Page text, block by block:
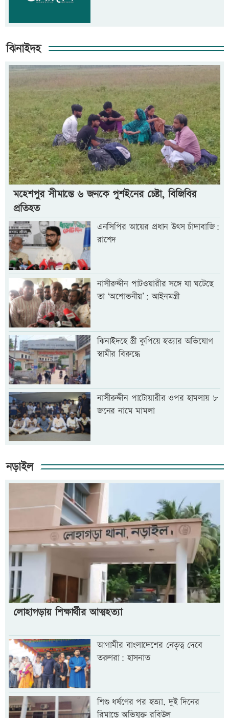
ঝিনাইদহ
মহেশপুর সীমান্তে ৬ জনকে পুশইনের চেষ্টা, বিজিবির
প্রতিহত
এনসিপির আয়ের প্রধান উৎস চাঁদাবাজি:
রাশেদ
নাসীরুদ্দীন পাটওয়ারীর সঙ্গে যা ঘটেছে
তা ‘অশোভনীয়’: আইনমন্ত্রী
ঝিনাইদহে স্ত্রী কুপিয়ে হত্যার অভিযোগ
স্বামীর বিরুদ্ধে
নাসীরুদ্দীন পাটোয়ারীর ওপর হামলায় ৮
জনের নামে মামলা
নড়াইল
লোহাগড়ায় শিক্ষার্থীর আত্মহত্যা
আগামীর বাংলাদেশের নেতৃত্ব দেবে
তরুণরা: হাসনাত
শিশু ধর্ষণের পর হত্যা, দুই দিনের
রিমান্ডে অভিযুক্ত রবিউল